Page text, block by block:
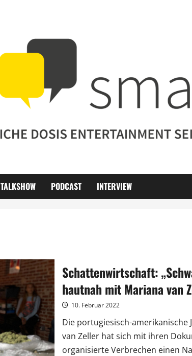
TALKSHOW PODCAST INTERVIEW
Schattenwirtschaft:
hautnah mit Mariana van
10. Februar 2022
Die portugiesisch-amerikanische
van Zeller hat sich mit ihren
organisierte Verbrechen einen